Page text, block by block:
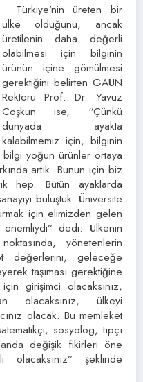
Türkiye’nin üreten bir
ülke olduğunu, ancak
üretilenin daha değerli
olabilmesi için bilginin
ürünün içine gömülmesi
gerektiğini belirten GAÜN
Rektörü Prof. Dr. Yavuz
Coşkun ise, “Çünkü
dünyada ayakta
kalabilmemiz için, bilginin
yoğun ürünler ortaya
artık. Bunun için biz
hep. Bütün ayaklarda
buluştuk. Üniversite
için elimizden gelen
dedi. Ülkenin
yönetenlerin
değerlerini, geleceğe
taşıması gerektiğine
girişimci olacaksınız,
olacaksınız, ülkeyi
olacak. Bu memleket
sosyolog, tıpçı
değişik fikirleri öne
olacaksınız” şeklinde